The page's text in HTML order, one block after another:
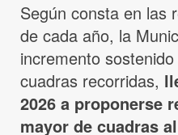
Según consta en las
de cada año, la
incremento
cuadras recorridas,
2026 a proponerse
mayor de cuadras